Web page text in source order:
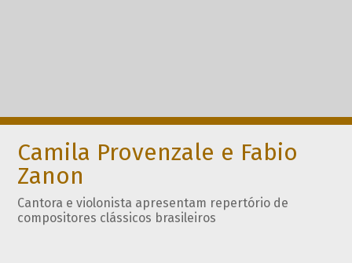
Camila Provenzale e Fabio
Zanon
Cantora e violonista apresentam repertório de
compositores clássicos brasileiros